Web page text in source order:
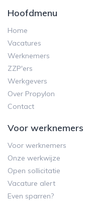
Hoofdmenu
Home
Vacatures
Werknemers
ZZP'ers
Werkgevers
Over Propylon
Contact
Voor werknemers
Voor werknemers
Onze werkwijze
Open sollicitatie
Vacature alert
Even sparren?